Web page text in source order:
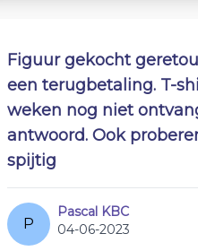
Figuur gekocht
een terugbetaling. T-
weken nog niet
antwoord. Ook
spijtig
P
Pascal KBC
04-06-2023